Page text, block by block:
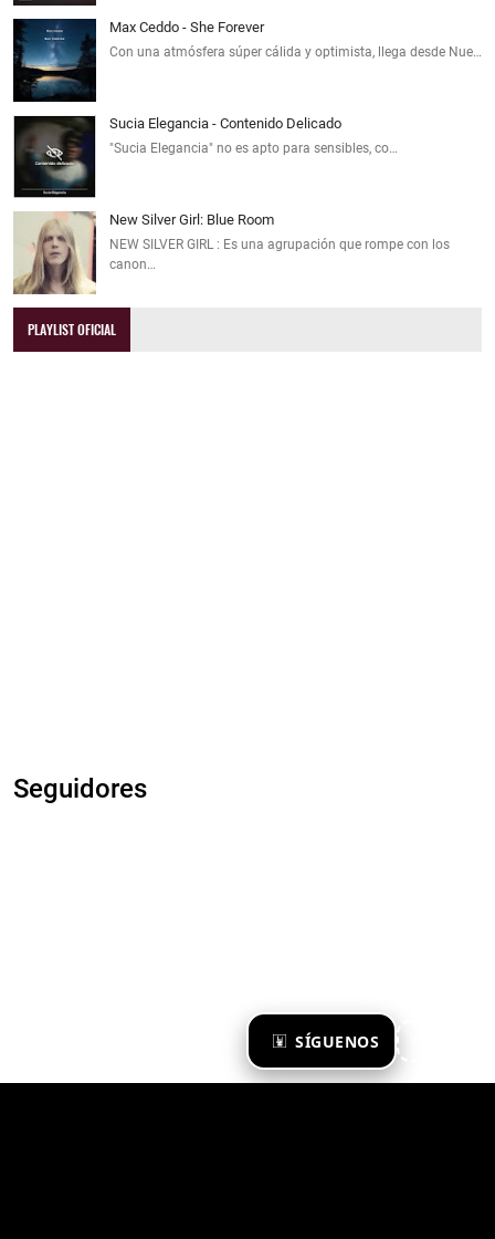
SÍGUENOS
Max Ceddo - She Forever
Con una atmósfera súper cálida y optimista, llega desde Nue…
Sucia Elegancia - Contenido Delicado
"Sucia Elegancia" no es apto para sensibles, co…
New Silver Girl: Blue Room
NEW SILVER GIRL : Es una agrupación que rompe con los
canon…
PLAYLIST OFICIAL
Seguidores